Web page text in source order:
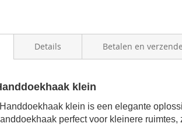
klein
klein is een elegante
perfect voor kleinere
Details Betalen en